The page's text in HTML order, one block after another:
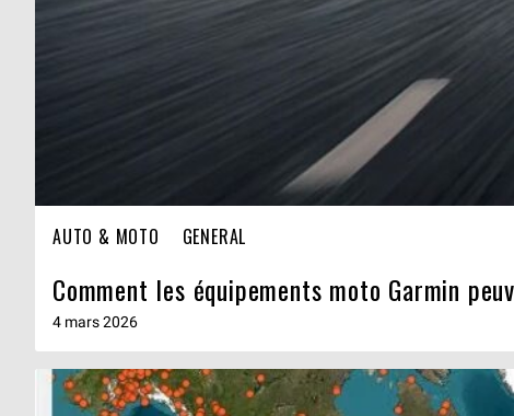
AUTO & MOTO GENERAL
Comment les équipements moto Garmin
4 mars 2026